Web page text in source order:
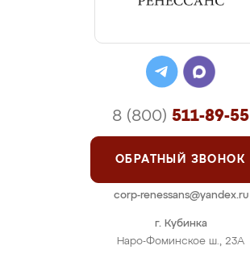
г. Кубинка
Наро-Фоминское ш., 23А
8 (800) 511-89-55
ОБРАТНЫЙ ЗВОНОК
corp-renessans@yandex.ru